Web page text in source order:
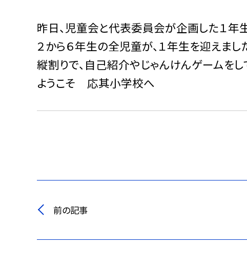
昨日、児童会と代表委員会が企画した１年
２から６年生の全児童が、１年生を迎えまし
縦割りで、自己紹介やじゃんけんゲームをし
ようこそ 応其小学校へ
前の記事